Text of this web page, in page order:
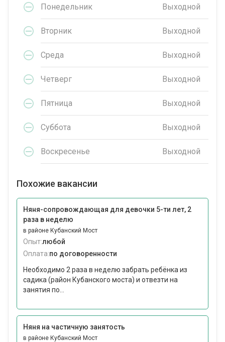
Понедельник Выходной
Вторник Выходной
Среда Выходной
Четверг Выходной
Пятница Выходной
Суббота Выходной
Воскресенье Выходной
Похожие вакансии
Няня-сопровождающая для девочки 5-ти лет, 2
раза в неделю
в районе Кубанский Мост
Опыт:любой
Оплата:по договоренности
Необходимо 2 раза в неделю забрать ребёнка из
садика (район Кубанского моста) и отвезти на
занятия по...
Няня на частичную занятость
в районе Кубанский Мост